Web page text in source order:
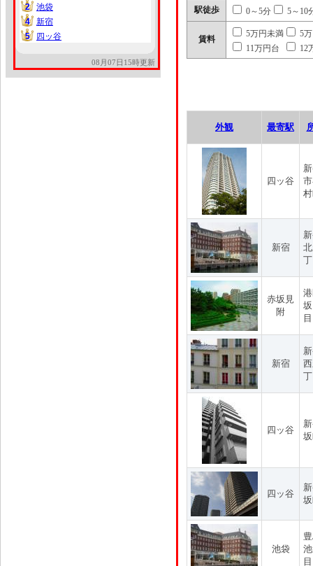
2
2
池袋
4
4
新宿
5
5 四ッ谷
08月07日15時更新
駅徒歩 0～5分 5～10
賃料
5万円未満
5
11万円台
12
外観 最寄駅
四ッ谷
新宿
赤坂見
附
目
新宿
四ッ谷
四ッ谷
池袋